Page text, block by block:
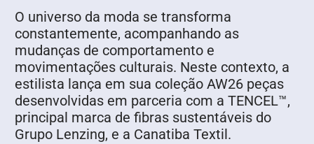
O universo da moda se transforma
constantemente, acompanhando as
mudanças de comportamento e
movimentações culturais. Neste contexto, a
estilista lança em sua coleção AW26 peças
desenvolvidas em parceria com a TENCEL™,
principal marca de fibras sustentáveis do
Grupo Lenzing, e a Canatiba Textil.